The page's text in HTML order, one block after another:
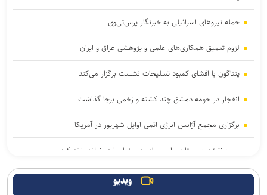
حمله نیروهای اسرائیلی به خبرنگار پرس‌تی‌وی
لزوم تعمیق همکاری‌های علمی و پژوهشی عراق و ایران
پنتاگون با افشای کمبود تسلیحات نشست برگزار می‌کند
انفجار در حومه دمشق چند کشته و زخمی برجا گذاشت
برگزاری مجمع آژانس انرژی اتمی اوایل شهریور در آمریکا
یمن: نقشه عربستان برای حمله به صنعاء را در نطفه خفه کردیم
پیام هشدار مقاومت یمن به ریاض ویدیو